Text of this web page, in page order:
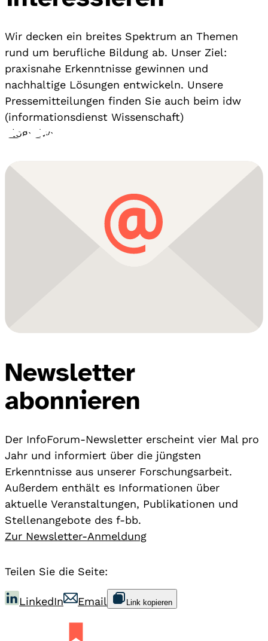
Wir decken ein breites Spektrum an Themen
rund um berufliche Bildung ab. Unser Ziel:
praxisnahe Erkenntnisse gewinnen und
nachhaltige Lösungen entwickeln. Unsere
Pressemitteilungen finden Sie auch beim idw
(informationsdienst Wissenschaft)
Blog› idw›
Newsletter
abonnieren
Der InfoForum-Newsletter erscheint vier Mal pro
Jahr und informiert über die jüngsten
Erkenntnisse aus unserer Forschungsarbeit.
Außerdem enthält es Informationen über
aktuelle Veranstaltungen, Publikationen und
Stellenangebote des f-bb.
Zur Newsletter-Anmeldung
Teilen Sie die Seite:
LinkedIn Email Link kopieren